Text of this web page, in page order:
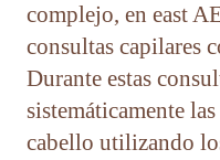
complejo, en east
consultas capilares
Durante estas
sistemáticamente
cabello utilizando